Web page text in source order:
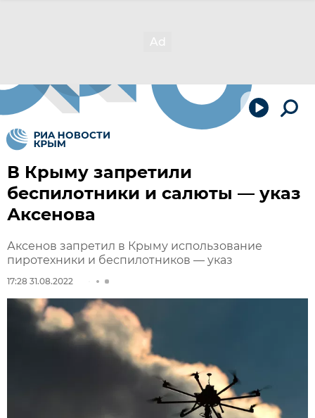
В Крыму запретили
беспилотники и салюты — указ
Аксенова
Аксенов запретил в Крыму использование
пиротехники и беспилотников — указ
17:28 31.08.2022